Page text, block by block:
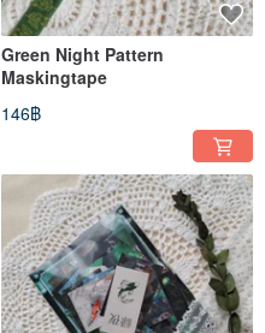
Green Night Pattern
Maskingtape
146฿